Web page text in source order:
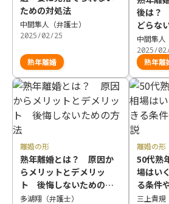
ための対処法
中間隼人（弁護士）
2025/02/25
熟年離婚
後は？
どらな
と
中間隼人
2025/
熟年離
離婚の形
熟年離婚とは？ 原因か
らメリットとデメリッ
ト 後悔しないための方
法
多湖翔（弁護士）
離婚の形
50代熟
場はい
る条件
三上貴規